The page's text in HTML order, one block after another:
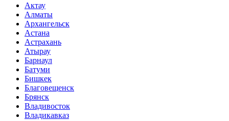
Актау
Алматы
Архангельск
Астана
Астрахань
Атырау
Барнаул
Батуми
Бишкек
Благовещенск
Брянск
Владивосток
Владикавказ